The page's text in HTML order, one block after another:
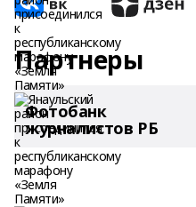
Партнеры
Фотобанк
журналистов РБ